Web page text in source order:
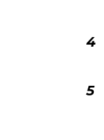
4
5